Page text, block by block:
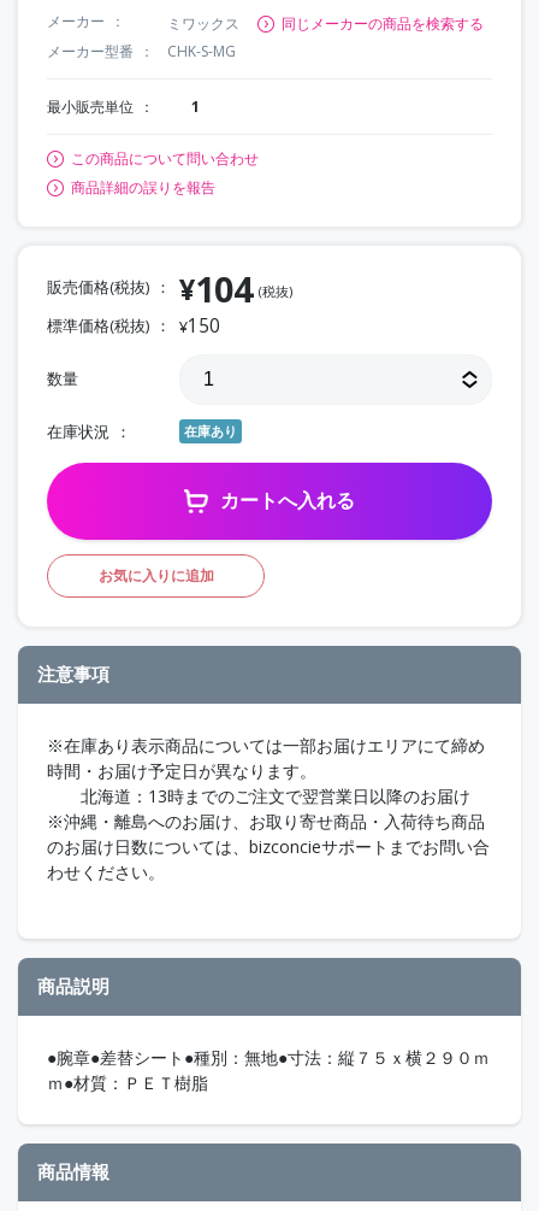
メーカー ミワックス
同じメーカーの商品を検索する
メーカー型番
CHK-S-MG
最小販売単位 1
この商品について問い合わせ
商品詳細の誤りを報告
販売価格(税抜) ¥104 (税抜)
標準価格(税抜) ¥150
数量
在庫状況 在庫あり
カートへ入れる
お気に入りに追加
注意事項
※在庫あり表示商品については一部お届けエリアにて締め
時間・お届け予定日が異なります。
北海道：13時までのご注文で翌営業日以降のお届け
※沖縄・離島へのお届け、お取り寄せ商品・入荷待ち商品
のお届け日数については、bizconcieサポートまでお問い合
わせください。
商品説明
●腕章●差替シート●種別：無地●寸法：縦７５ｘ横２９０ｍ
ｍ●材質：ＰＥＴ樹脂
商品情報